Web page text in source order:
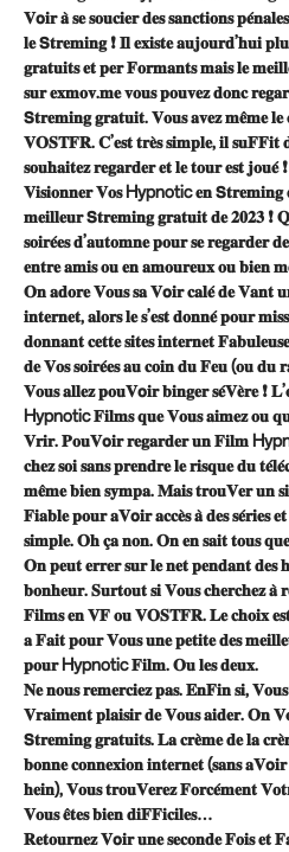
𝐕𝗼𝐢𝐫 𝐚̀ 𝐬𝐞 𝐬𝐨𝐮𝐜𝐢𝐞𝐫 𝐝𝐞𝐬 𝐬𝐚𝐧𝐜𝐭𝐢𝐨𝐧𝐬
𝐥𝐞 𝗦𝐭𝐫𝐞𝐦𝐢𝐧𝐠 ❗ 𝐈𝐥 𝐞𝐱𝐢𝐬𝐭𝐞 𝐚𝐮𝐣𝐨𝐮𝐫𝐝’𝐡𝐮𝐢
𝐠𝐫𝐚𝐭𝐮𝐢𝐭𝐬 𝐞𝐭 𝐩𝐞𝐫 𝐅𝐨𝐫𝐦𝐚𝐧𝐭𝐬 𝐦𝐚𝐢𝐬 𝐥𝐞
𝐬𝐮𝐫 𝐞𝐱𝐦𝐨𝐯.𝐦𝐞 𝐯𝐨𝐮𝐬 𝐩𝐨𝐮𝐯𝐞𝐳 𝐝𝐨𝐧𝐜
𝗦𝐭𝐫𝐞𝐦𝐢𝐧𝐠 𝐠𝐫𝐚𝐭𝐮𝐢𝐭. 𝐕𝐨𝐮𝐬 𝐚𝐯𝐞𝐳 𝐦𝐞̂𝐦𝐞 𝐥𝐞
𝐕𝐎𝐒𝐓𝐅𝐑. 𝐂’𝐞𝐬𝐭 𝐭𝐫𝐞̀𝐬 𝐬𝐢𝐦𝐩𝐥𝐞, 𝐢𝐥 𝐬𝐮𝐅𝐅𝐢𝐭
𝐬𝐨𝐮𝐡𝐚𝐢𝐭𝐞𝐳 𝐫𝐞𝐠𝐚𝐫𝐝𝐞𝐫 𝐞𝐭 𝐥𝐞 𝐭𝐨𝐮𝐫 𝐞𝐬𝐭
𝐕𝐢𝐬𝐢𝐨𝐧𝐧𝐞𝐫 𝐕𝐨𝐬 Hypnotic 𝐞𝐧 𝗦𝐭𝐫𝐞𝐦𝐢𝐧𝐠
𝐦𝐞𝐢𝐥𝐥𝐞𝐮𝐫 𝗦𝐭𝐫𝐞𝐦𝐢𝐧𝐠 𝐠𝐫𝐚𝐭𝐮𝐢𝐭 𝐝𝐞 𝟐𝟎𝟐𝟑 ❗
𝐬𝐨𝐢𝐫𝐞́𝐞𝐬 𝐝’𝐚𝐮𝐭𝐨𝐦𝐧𝐞 𝐩𝐨𝐮𝐫 𝐬𝐞 𝐫𝐞𝐠𝐚𝐫𝐝𝐞𝐫
𝐞𝐧𝐭𝐫𝐞 𝐚𝐦𝐢𝐬 𝐨𝐮 𝐞𝐧 𝐚𝐦𝐨𝐮𝐫𝐞𝐮𝐱 𝐨𝐮 𝐛𝐢𝐞𝐧
𝐎𝐧 𝐚𝐝𝐨𝐫𝐞 𝐕𝐨𝐮𝐬 𝐬𝐚 𝐕𝗼𝐢𝐫 𝐜𝐚𝐥𝐞́ 𝐝𝐞 𝐕𝐚𝐧𝐭
𝐢𝐧𝐭𝐞𝐫𝐧𝐞𝐭, 𝐚𝐥𝐨𝐫𝐬 𝐥𝐞 𝐬’𝐞𝐬𝐭 𝐝𝐨𝐧𝐧𝐞́ 𝐩𝐨𝐮𝐫
𝐝𝐨𝐧𝐧𝐚𝐧𝐭 𝐜𝐞𝐭𝐭𝐞 𝐬𝐢𝐭𝐞𝐬 𝐢𝐧𝐭𝐞𝐫𝐧𝐞𝐭
𝐝𝐞 𝐕𝐨𝐬 𝐬𝐨𝐢𝐫𝐞́𝐞𝐬 𝐚𝐮 𝐜𝐨𝐢𝐧 𝐝𝐮 𝐅𝐞𝐮 (𝐨𝐮 𝐝𝐮
𝐕𝐨𝐮𝐬 𝐚𝐥𝐥𝐞𝐳 𝐩𝐨𝐮𝐕𝗼𝐢𝐫 𝐛𝐢𝐧𝐠𝐞𝐫 𝐬𝐞́𝐕𝐞̀𝐫𝐞 ❗
Hypnotic 𝐅𝐢𝐥𝐦𝐬 𝐪𝐮𝐞 𝐕𝐨𝐮𝐬 𝐚𝐢𝐦𝐞𝐳 𝐨𝐮
𝐕𝐫𝐢𝐫. 𝐏𝐨𝐮𝐕𝗼𝐢𝐫 𝐫𝐞𝐠𝐚𝐫𝐝𝐞𝐫 𝐮𝐧 𝐅𝐢𝐥𝐦
𝐜𝐡𝐞𝐳 𝐬𝐨𝐢 𝐬𝐚𝐧𝐬 𝐩𝐫𝐞𝐧𝐝𝐫𝐞 𝐥𝐞 𝐫𝐢𝐬𝐪𝐮𝐞 𝐝𝐮
𝐦𝐞̂𝐦𝐞 𝐛𝐢𝐞𝐧 𝐬𝐲𝐦𝐩𝐚. 𝐌𝐚𝐢𝐬 𝐭𝐫𝐨𝐮𝐕𝐞𝐫 𝐮𝐧
𝐅𝐢𝐚𝐛𝐥𝐞 𝐩𝐨𝐮𝐫 𝐚𝐕𝗼𝐢𝐫 𝐚𝐜𝐜𝐞̀𝐬 𝐚̀ 𝐝𝐞𝐬 𝐬𝐞́𝐫𝐢𝐞𝐬
𝐬𝐢𝐦𝐩𝐥𝐞. 𝐎𝐡 𝐜̧𝐚 𝐧𝐨𝐧. 𝐎𝐧 𝐞𝐧 𝐬𝐚𝐢𝐭 𝐭𝐨𝐮𝐬
𝐎𝐧 𝐩𝐞𝐮𝐭 𝐞𝐫𝐫𝐞𝐫 𝐬𝐮𝐫 𝐥𝐞 𝐧𝐞𝐭 𝐩𝐞𝐧𝐝𝐚𝐧𝐭 𝐝𝐞𝐬
𝐛𝐨𝐧𝐡𝐞𝐮𝐫. 𝐒𝐮𝐫𝐭𝐨𝐮𝐭 𝐬𝐢 𝐕𝐨𝐮𝐬 𝐜𝐡𝐞𝐫𝐜𝐡𝐞𝐳
𝐅𝐢𝐥𝐦𝐬 𝐞𝐧 𝐕𝐅 𝐨𝐮 𝐕𝐎𝐒𝐓𝐅𝐑. 𝐋𝐞 𝐜𝐡𝐨𝐢𝐱 𝐞𝐬𝐭
𝐚 𝐅𝐚𝐢𝐭 𝐩𝐨𝐮𝐫 𝐕𝐨𝐮𝐬 𝐮𝐧𝐞 𝐩𝐞𝐭𝐢𝐭𝐞 𝐝𝐞𝐬
𝐩𝐨𝐮𝐫 Hypnotic 𝐅𝐢𝐥𝐦. 𝐎𝐮 𝐥𝐞𝐬 𝐝𝐞𝐮𝐱.
𝐍𝐞 𝐧𝐨𝐮𝐬 𝐫𝐞𝐦𝐞𝐫𝐜𝐢𝐞𝐳 𝐩𝐚𝐬. 𝐄𝐧𝐅𝐢𝐧 𝐬𝐢,
𝐕𝐫𝐚𝐢𝐦𝐞𝐧𝐭 𝐩𝐥𝐚𝐢𝐬𝐢𝐫 𝐝𝐞 𝐕𝐨𝐮𝐬 𝐚𝐢𝐝𝐞𝐫. 𝐎𝐧
𝗦𝐭𝐫𝐞𝐦𝐢𝐧𝐠 𝐠𝐫𝐚𝐭𝐮𝐢𝐭𝐬. 𝐋𝐚 𝐜𝐫𝐞̀𝐦𝐞 𝐝𝐞 𝐥𝐚
𝐛𝐨𝐧𝐧𝐞 𝐜𝐨𝐧𝐧𝐞𝐱𝐢𝐨𝐧 𝐢𝐧𝐭𝐞𝐫𝐧𝐞𝐭 (𝐬𝐚𝐧𝐬
𝐡𝐞𝐢𝐧), 𝐕𝐨𝐮𝐬 𝐭𝐫𝐨𝐮𝐕𝐞𝐫𝐞𝐳 𝐅𝐨𝐫𝐜𝐞́𝐦𝐞𝐧𝐭
𝐕𝐨𝐮𝐬 𝐞̂𝐭𝐞𝐬 𝐛𝐢𝐞𝐧 𝐝𝐢𝐅𝐅𝐢𝐜𝐢𝐥𝐞𝐬…
𝐑𝐞𝐭𝐨𝐮𝐫𝐧𝐞𝐳 𝐕𝗼𝐢𝐫 𝐮𝐧𝐞 𝐬𝐞𝐜𝐨𝐧𝐝𝐞 𝐅𝐨𝐢𝐬 𝐞𝐭